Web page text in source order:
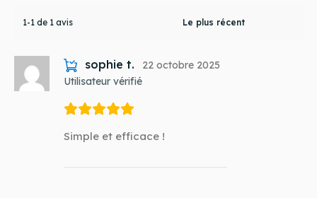
1-1 de 1 avis
sophie t.
Utilisateur vérifié
22 octobre 2025
Simple et efficace !